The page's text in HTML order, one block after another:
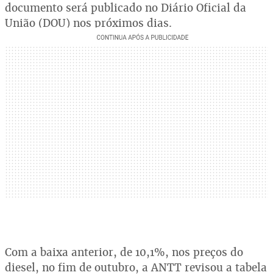
documento será publicado no Diário Oficial da
União (DOU) nos próximos dias.
Com a baixa anterior, de 10,1%, nos preços do
diesel, no fim de outubro, a ANTT revisou a tabela